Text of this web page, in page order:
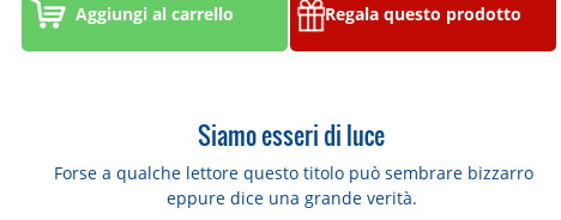
Aggiungi al carrello Regala questo prodotto
Siamo esseri di luce
Forse a qualche lettore questo titolo può sembrare bizzarro
eppure dice una grande verità.